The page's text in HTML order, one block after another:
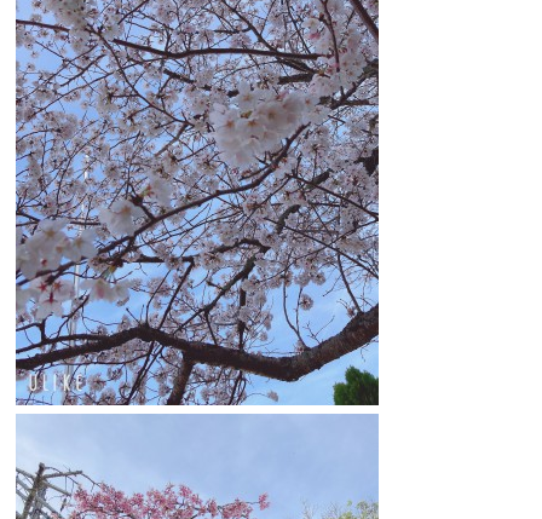
お問合せフォーム
スポーツ教室体験